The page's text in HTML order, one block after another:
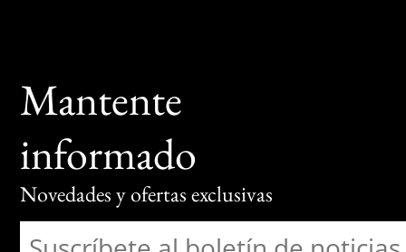
Mantente
informado
Novedades y ofertas exclusivas